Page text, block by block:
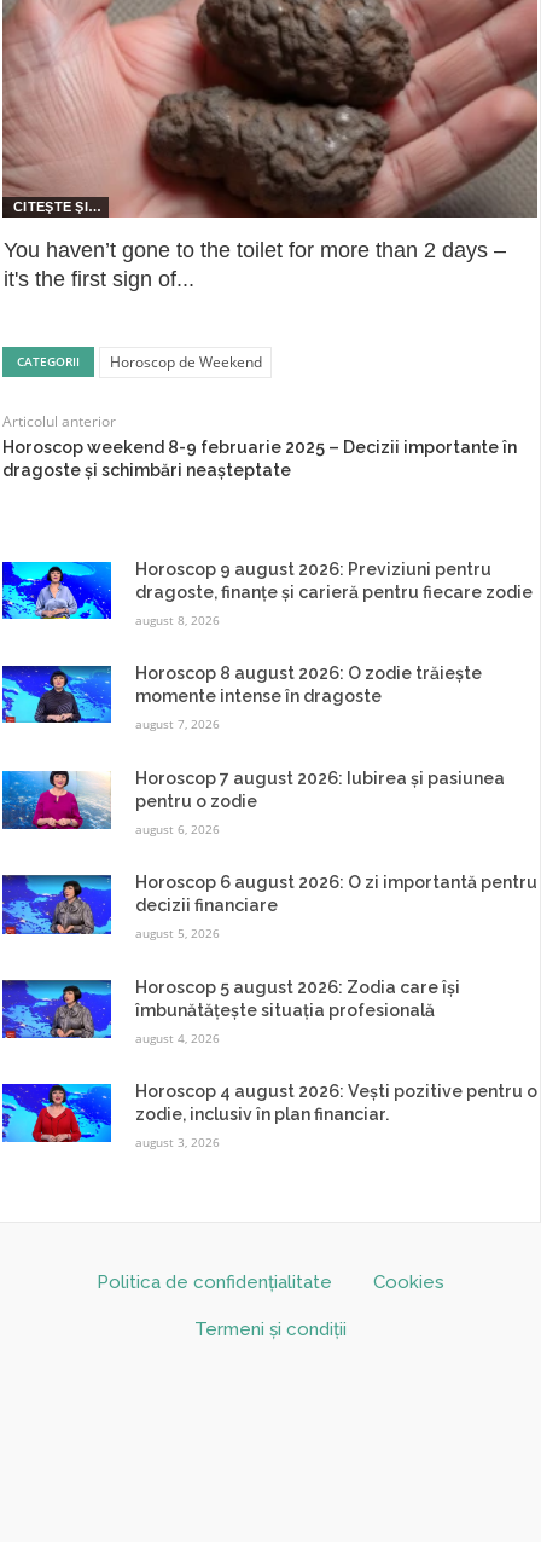
You haven’t gone to the toilet for more than 2 days –
it's the first sign of...
CATEGORII Horoscop de Weekend
Articolul anterior
Horoscop weekend 8-9 februarie 2025 – Decizii importante în
dragoste și schimbări neașteptate
Horoscop 9 august 2026: Previziuni pentru
dragoste, finanțe și carieră pentru fiecare zodie
august 8, 2026
Horoscop 8 august 2026: O zodie trăiește
momente intense în dragoste
august 7, 2026
Horoscop 7 august 2026: Iubirea și pasiunea
pentru o zodie
august 6, 2026
Horoscop 6 august 2026: O zi importantă pentru
decizii financiare
august 5, 2026
Horoscop 5 august 2026: Zodia care își
îmbunătățește situația profesională
august 4, 2026
Horoscop 4 august 2026: Vești pozitive pentru o
zodie, inclusiv în plan financiar.
august 3, 2026
Politica de confidențialitate Cookies
Termeni și condiții